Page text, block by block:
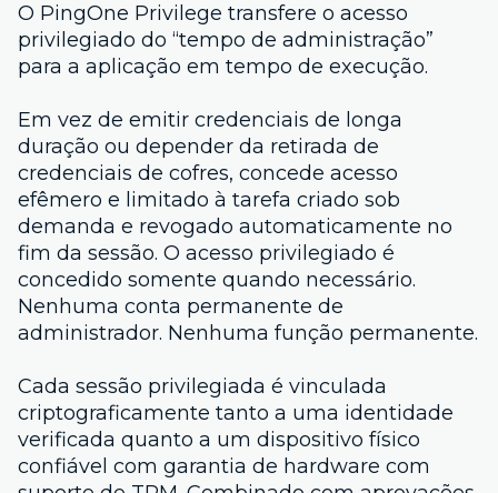
O PingOne Privilege transfere o acesso
privilegiado do “tempo de administração”
para a aplicação em tempo de execução.
Em vez de emitir credenciais de longa
duração ou depender da retirada de
credenciais de cofres, concede acesso
efêmero e limitado à tarefa criado sob
demanda e revogado automaticamente no
fim da sessão. O acesso privilegiado é
concedido somente quando necessário.
Nenhuma conta permanente de
administrador. Nenhuma função permanente.
Cada sessão privilegiada é vinculada
criptograficamente tanto a uma identidade
verificada quanto a um dispositivo físico
confiável com garantia de hardware com